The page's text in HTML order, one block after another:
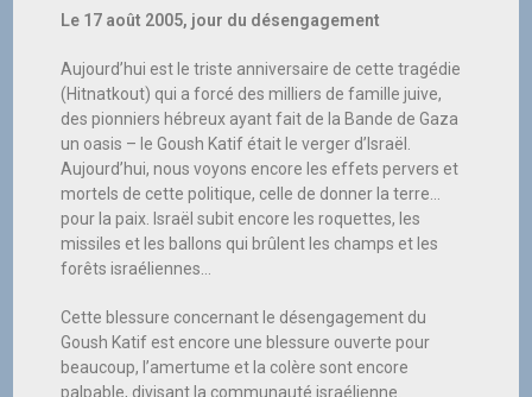
Le 17 août 2005, jour du désengagement
Aujourd’hui est le triste anniversaire de cette tragédie
(Hitnatkout) qui a forcé des milliers de famille juive,
des pionniers hébreux ayant fait de la Bande de Gaza
un oasis – le Goush Katif était le verger d’Israël.
Aujourd’hui, nous voyons encore les effets pervers et
mortels de cette politique, celle de donner la terre…
pour la paix. Israël subit encore les roquettes, les
missiles et les ballons qui brûlent les champs et les
forêts israéliennes…
Cette blessure concernant le désengagement du
Goush Katif est encore une blessure ouverte pour
beaucoup, l’amertume et la colère sont encore
palpable, divisant la communauté israélienne.